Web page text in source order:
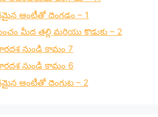
ఆంటీతో దెంగడం – 1
మీద తల్లి మరియు కొడుకు – 2
నుండి కామం 7
నుండి కామం 6
ఆంటీతో దెంగుట – 2